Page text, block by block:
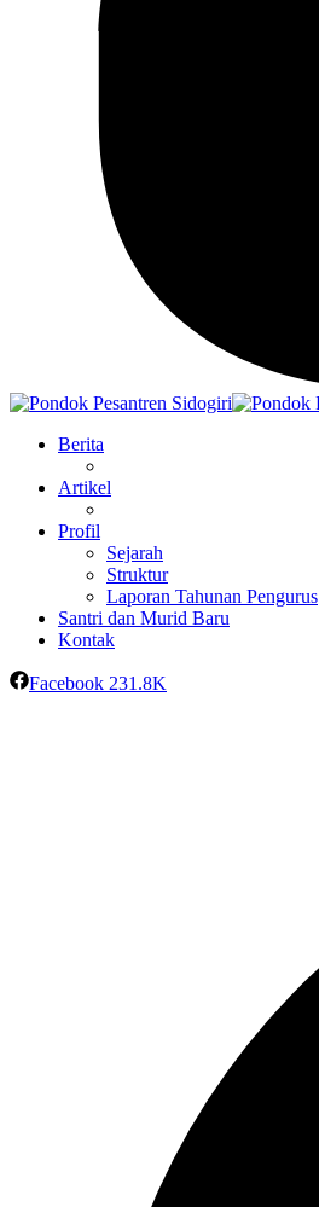
Berita
Artikel
Profil
Sejarah
Struktur
Laporan Tahunan Pengurus
Santri dan Murid Baru
Kontak
Facebook 231.8K